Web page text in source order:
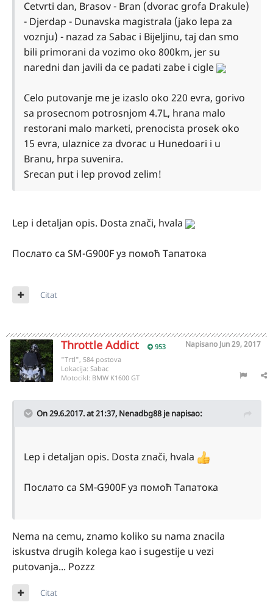
Cetvrti dan, Brasov - Bran (dvorac grofa Drakule)
- Djerdap - Dunavska magistrala (jako lepa za
voznju) - nazad za Sabac i Bijeljinu, taj dan smo
bili primorani da vozimo oko 800km, jer su
naredni dan javili da ce padati zabe i cigle
Celo putovanje me je izaslo oko 220 evra, gorivo
sa prosecnom potrosnjom 4.7L, hrana malo
restorani malo marketi, prenocista prosek oko
15 evra, ulaznice za dvorac u Hunedoari i u
Branu, hrpa suvenira.
Srecan put i lep provod zelim!
Lep i detaljan opis. Dosta znači, hvala
Послато са SM-G900F уз помоћ Тапатока
Citat
Throttle Addict 953 Napisano Jun 29, 2017
"Trtl", 584 postova
Lokacija: Sabac
Motocikl: BMW K1600 GT
On 29.6.2017. at 21:37, Nenadbg88 je napisao:
Lep i detaljan opis. Dosta znači, hvala
Послато са SM-G900F уз помоћ Тапатока
Nema na cemu, znamo koliko su nama znacila
iskustva drugih kolega kao i sugestije u vezi
putovanja... Pozzz
Citat